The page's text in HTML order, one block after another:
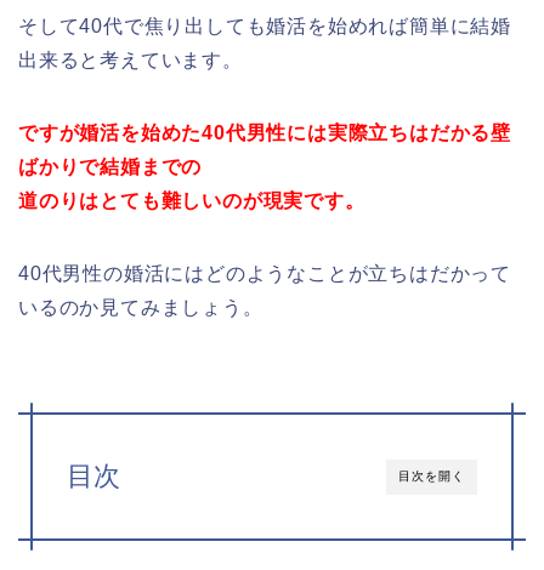
そして40代で焦り出しても婚活を始めれば簡単に結婚
出来ると考えています。
ですが婚活を始めた40代男性には実際立ちはだかる壁
ばかりで結婚までの
道のりはとても難しいのが現実です。
40代男性の婚活にはどのようなことが立ちはだかって
いるのか見てみましょう。
目次を開く
目次